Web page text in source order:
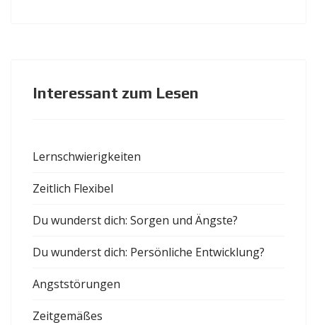
Interessant zum Lesen
Lernschwierigkeiten
Zeitlich Flexibel
Du wunderst dich: Sorgen und Ängste?
Du wunderst dich: Persönliche Entwicklung?
Angststörungen
Zeitgemäßes